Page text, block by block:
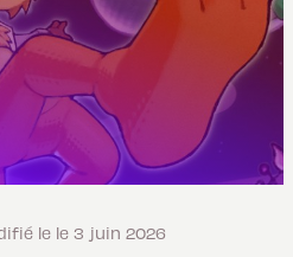
le le 3 juin 2026